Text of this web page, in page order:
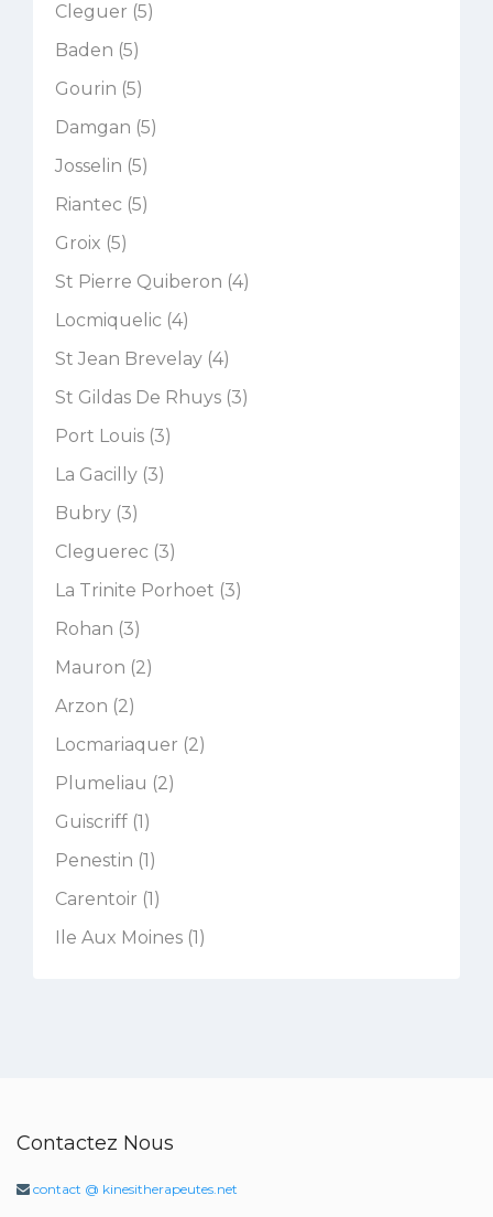
Cleguer (5)
Baden (5)
Gourin (5)
Damgan (5)
Josselin (5)
Riantec (5)
Groix (5)
St Pierre Quiberon (4)
Locmiquelic (4)
St Jean Brevelay (4)
St Gildas De Rhuys (3)
Port Louis (3)
La Gacilly (3)
Bubry (3)
Cleguerec (3)
La Trinite Porhoet (3)
Rohan (3)
Mauron (2)
Arzon (2)
Locmariaquer (2)
Plumeliau (2)
Guiscriff (1)
Penestin (1)
Carentoir (1)
Ile Aux Moines (1)
Contactez Nous
contact @ kinesitherapeutes.net